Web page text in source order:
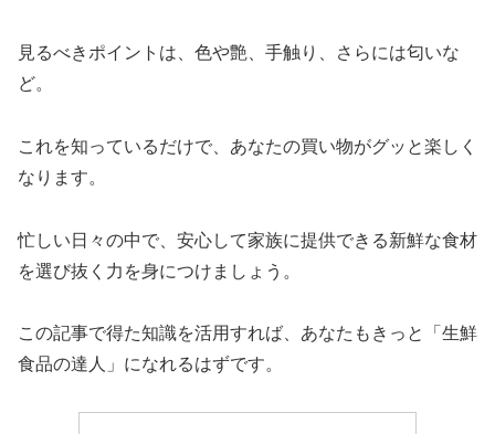
見るべきポイントは、色や艶、手触り、さらには匂いな
ど。
これを知っているだけで、あなたの買い物がグッと楽しく
なります。
忙しい日々の中で、安心して家族に提供できる新鮮な食材
を選び抜く力を身につけましょう。
この記事で得た知識を活用すれば、あなたもきっと「生鮮
食品の達人」になれるはずです。